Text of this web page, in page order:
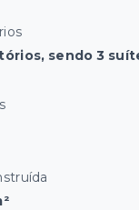
sendo 3